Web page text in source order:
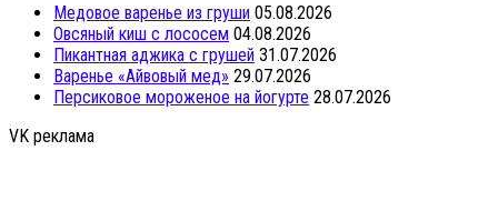
Медовое варенье из груши 05.08.2026
Овсяный киш с лососем 04.08.2026
Пикантная аджика с грушей 31.07.2026
Варенье «Айвовый мед» 29.07.2026
Персиковое мороженое на йогурте 28.07.2026
VK реклама